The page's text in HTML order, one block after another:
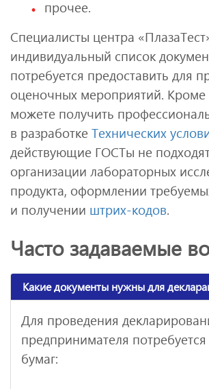
прочее.
Специалисты центра
индивидуальный список
потребуется предоставить для
оценочных мероприятий. Кроме
можете получить
в разработке Технических
действующие ГОСТы не
организации лабораторных
продукта, оформлении
и получении штрих-кодов.
Часто задаваемые
Какие документы нужны для
Для проведения
предпринимателя
бумаг: